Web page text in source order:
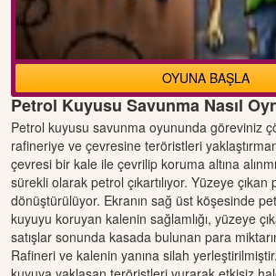
OYUNA BAŞLA
Petrol Kuyusu Savunma Nasıl
Petrol kuyusu savunma oyununda göreviniz
rafineriye ve çevresine teröristleri
çevresi bir kale ile çevrilip koruma altına
sürekli olarak petrol çıkartılıyor. Yüzeye
dönüştürülüyor. Ekranın sağ üst köşesinde
kuyuyu koruyan kalenin sağlamlığı, yüzeye
satışlar sonunda kasada bulunan para
Rafineri ve kalenin yanına silah